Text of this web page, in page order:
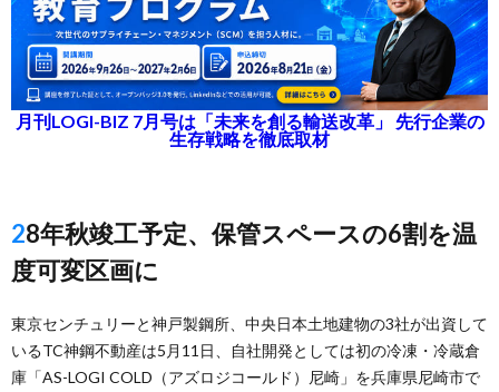
月刊LOGI-BIZ 7月号は「未来を創る輸送改革」 先行企業の
生存戦略を徹底取材
28年秋竣工予定、保管スペースの6割を温
度可変区画に
東京センチュリーと神戸製鋼所、中央日本土地建物の3社が出資して
いるTC神鋼不動産は5月11日、自社開発としては初の冷凍・冷蔵倉
庫「AS-LOGI COLD（アズロジコールド）尼崎」を兵庫県尼崎市で